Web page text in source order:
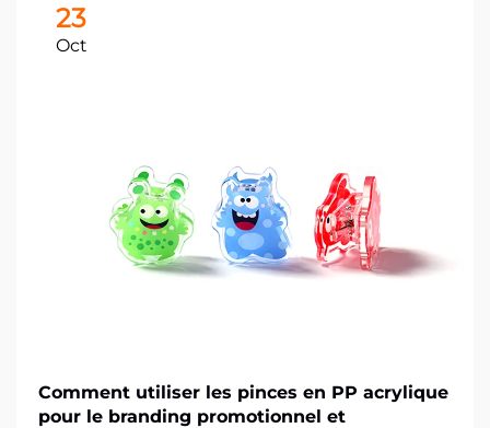
23
Oct
Comment utiliser les pinces en PP acrylique
pour le branding promotionnel et